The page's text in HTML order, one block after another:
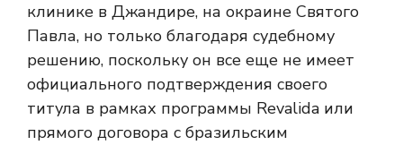
клинике в Джандире, на окраине Святого
Павла, но только благодаря судебному
решению, поскольку он все еще не имеет
официального подтверждения своего
титула в рамках программы Revalida или
прямого договора с бразильским